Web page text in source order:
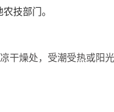
技部门。
干燥处，受潮受热或阳